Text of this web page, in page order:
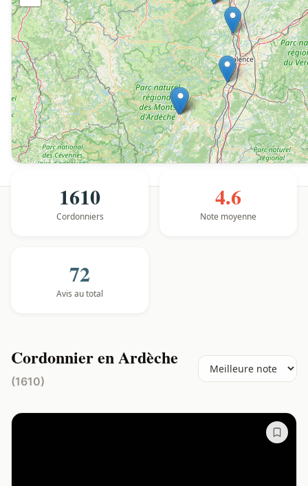
1610
Cordonniers
4.6
Note moyenne
72
Avis au total
Cordonnier en Ardèche
(1610)